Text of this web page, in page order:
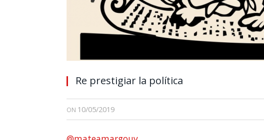
Re prestigiar la política
ON 10/05/2019